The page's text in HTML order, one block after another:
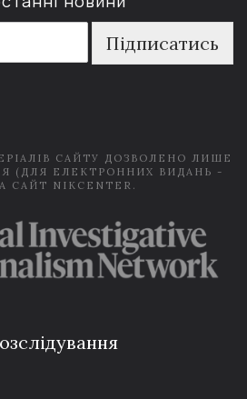
Підписатись
САЙТУ ДОЗВОЛЕНО ЛИШЕ
(ДЛЯ ЕЛЕКТРОННИХ ВИДАНЬ -
NIKCENTER.